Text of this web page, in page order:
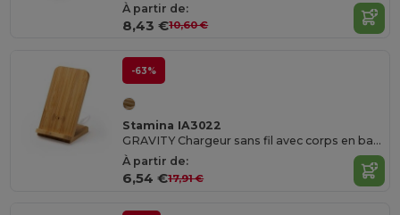
À partir de:
8,43 €10,60 €
-63%
Stamina IA3022
GRAVITY Chargeur sans fil avec corps en bambou
À partir de:
6,54 €17,91 €